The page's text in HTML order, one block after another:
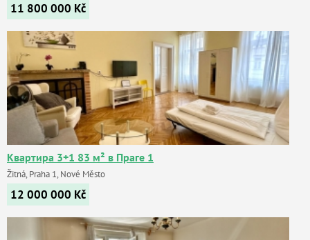
11 800 000 Kč
Квартира 3+1 83 м² в Праге 1
Žitná, Praha 1, Nové Město
12 000 000 Kč